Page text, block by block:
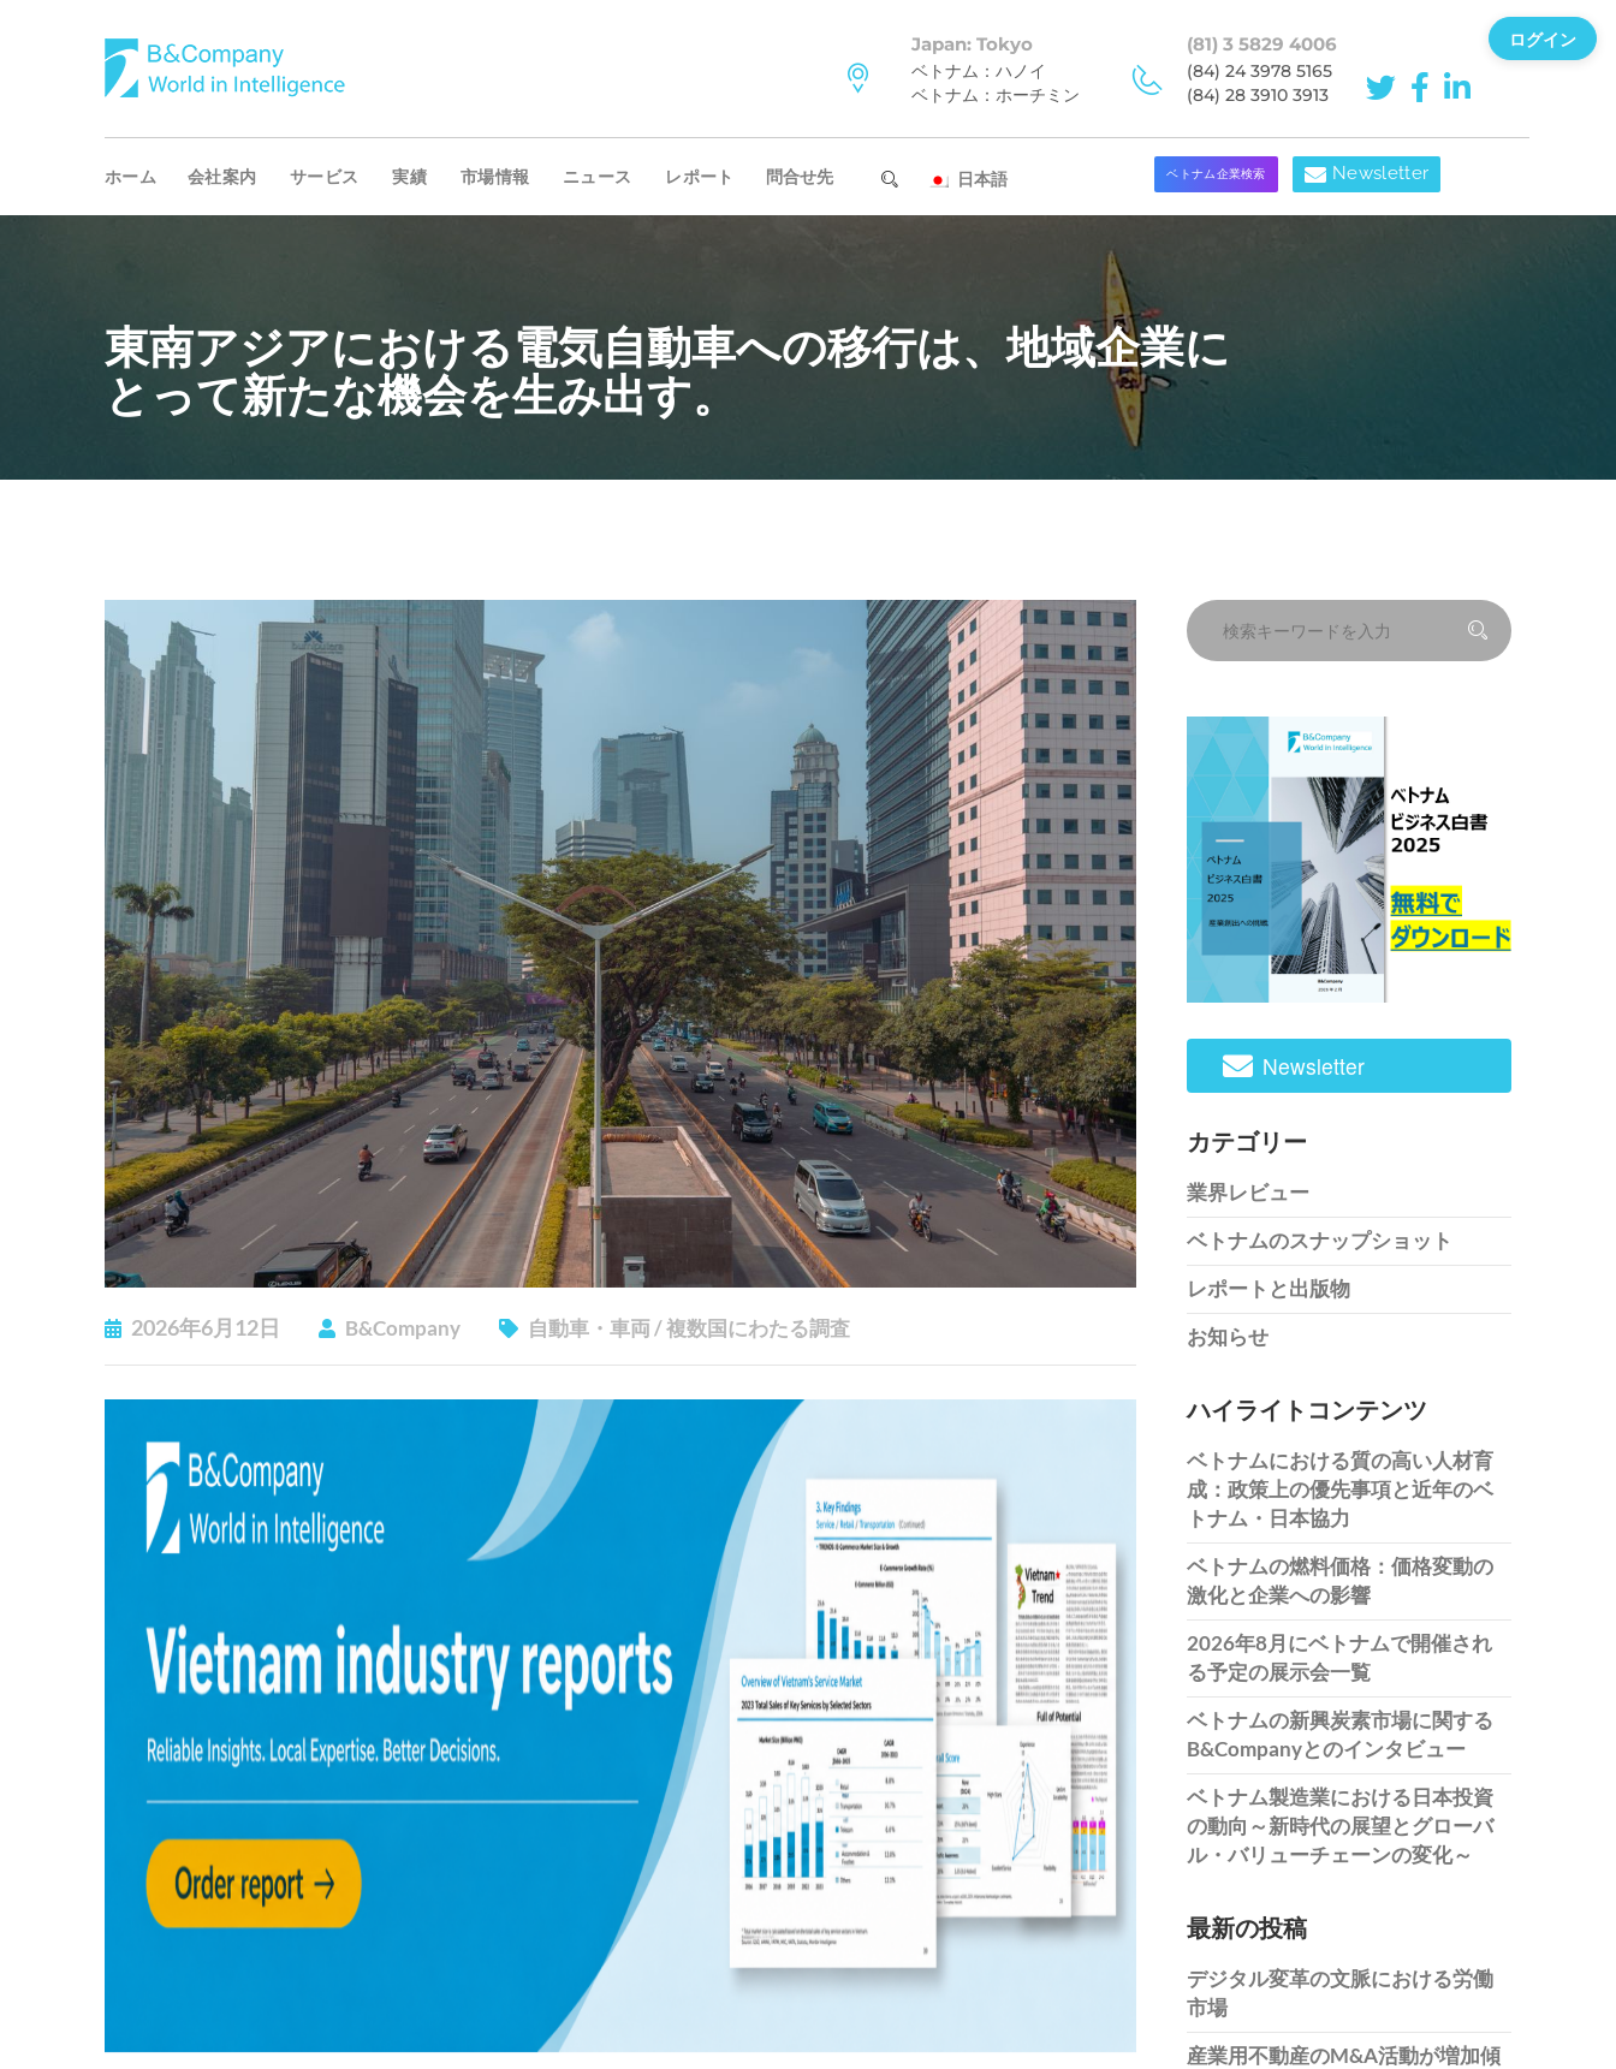
Japan: Tokyo
ベトナム：ハノイ
ベトナム：ホーチミン
(81) 3 5829 4006
(84) 24 3978 5165
(84) 28 3910 3913
ホーム 会社案内 サービス 実績 市場情報 ニュース レポート 問合せ先 日本語 ベトナム企業検索 Newsletter
東南アジアにおける電気自動車への移行は、地域企業に
とって新たな機会を生み出す。
2026年6月12日 B&Company 自動車・車両/複数国にわたる調査
Newsletter
カテゴリー
業界レビュー
ベトナムのスナップショット
レポートと出版物
お知らせ
ハイライトコンテンツ
ベトナムにおける質の高い人材育
成：政策上の優先事項と近年のベ
トナム・日本協力
ベトナムの燃料価格：価格変動の
激化と企業への影響
2026年8月にベトナムで開催され
る予定の展示会一覧
ベトナムの新興炭素市場に関する
B&Companyとのインタビュー
ベトナム製造業における日本投資
の動向～新時代の展望とグローバ
ル・バリューチェーンの変化～
最新の投稿
デジタル変革の文脈における労働
市場
産業用不動産のM&A活動が増加傾
ログイン
ニュースレターを購読する